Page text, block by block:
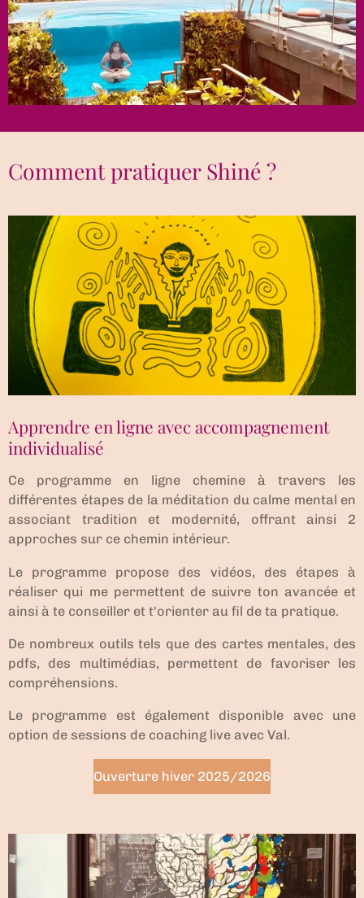
Comment pratiquer Shiné ?
Apprendre en ligne avec accompagnement
individualisé
Ce programme en ligne chemine à travers les
différentes étapes de la méditation du calme mental en
associant tradition et modernité, offrant ainsi 2
approches sur ce chemin intérieur.
Le programme propose des vidéos, des étapes à
réaliser qui me permettent de suivre ton avancée et
ainsi à te conseiller et t'orienter au fil de ta pratique.
De nombreux outils tels que des cartes mentales, des
pdfs, des multimédias, permettent de favoriser les
compréhensions.
Le programme est également disponible avec une
option de sessions de coaching live avec Val.
Ouverture hiver 2025/2026